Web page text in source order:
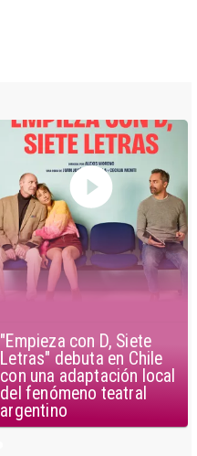
"Empieza con D, Siete
Letras" debuta en Chile
con una adaptación local
del fenómeno teatral
argentino